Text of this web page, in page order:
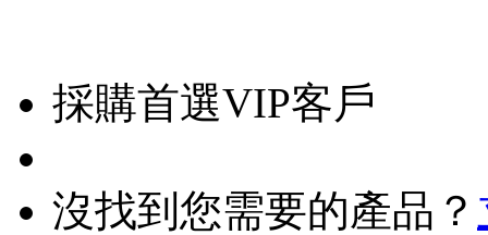
採購首選VIP客戶
沒找到您需要的產品？